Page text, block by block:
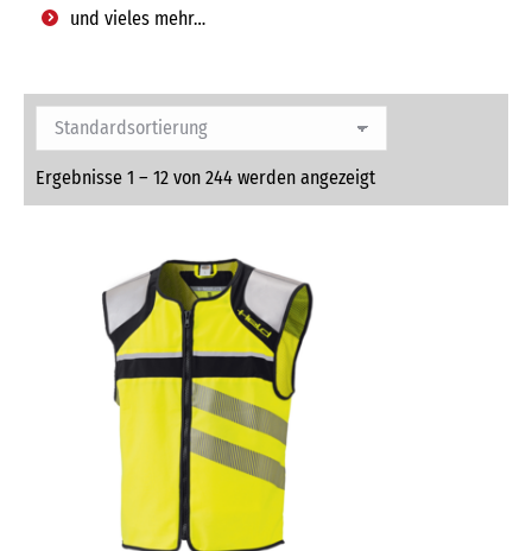
und vieles mehr…
Ergebnisse 1 – 12 von 244 werden angezeigt